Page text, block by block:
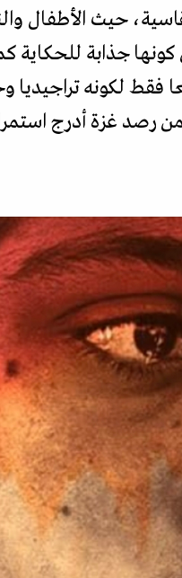
حيث الأطفال
جذابة للحكاية
فقط لكونه
رصد غزة أدرج